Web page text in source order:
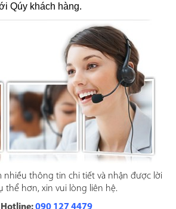
Qúy khách hàng.
nhiều thông tin chi tiết và nhận được lời
thể hơn, xin vui lòng liên hệ.
Hotline:090 127 4479